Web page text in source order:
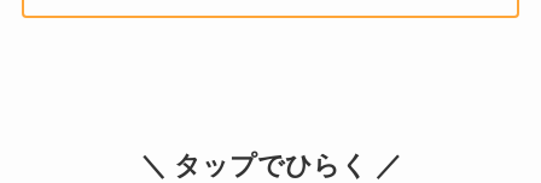
＼ タップでひらく ／